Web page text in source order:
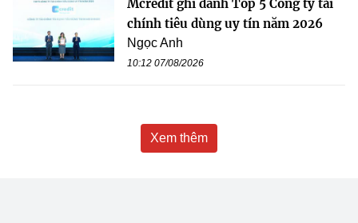
Mcredit ghi danh Top 5 Công ty tài
chính tiêu dùng uy tín năm 2026
Ngọc Anh
10:12 07/08/2026
Xem thêm